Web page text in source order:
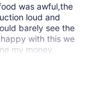
was awful,the
loud and
barely see the
with this we
my money
So you
Thanks for